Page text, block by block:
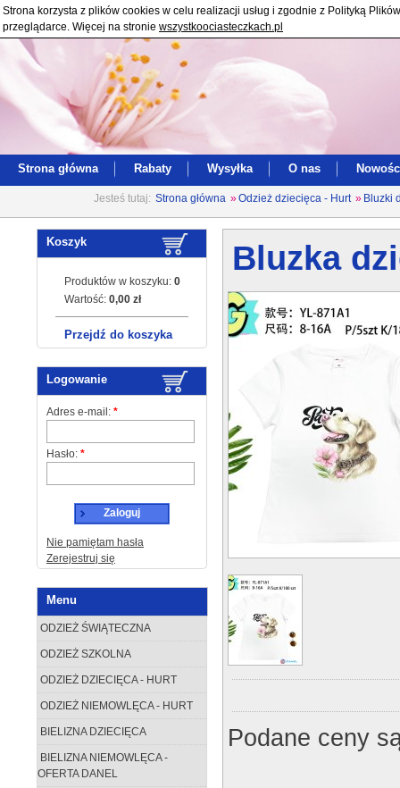
Strona korzysta z plików cookies w celu realizacji usług i zgodnie z Polityką
przeglądarce. Więcej na stronie wszystkoociasteczkach.pl
Strona główna Rabaty Wysyłka O nas
Jesteś tutaj: Strona główna »Odzież dziecięca - Hurt » Bluzki
Koszyk
Produktów w koszyku: 0
Wartość: 0,00 zł
Przejdź do koszyka
Logowanie
Adres e-mail: *
Hasło: *
Zaloguj
Nie pamiętam hasła
Zerejestruj się
Menu
ODZIEŻ ŚWIĄTECZNA
ODZIEŻ SZKOLNA
ODZIEŻ DZIECIĘCA - HURT
ODZIEŻ NIEMOWLĘCA - HURT
BIELIZNA DZIECIĘCA
BIELIZNA NIEMOWLĘCA -
OFERTA DANEL
Bluzka
Podane ceny